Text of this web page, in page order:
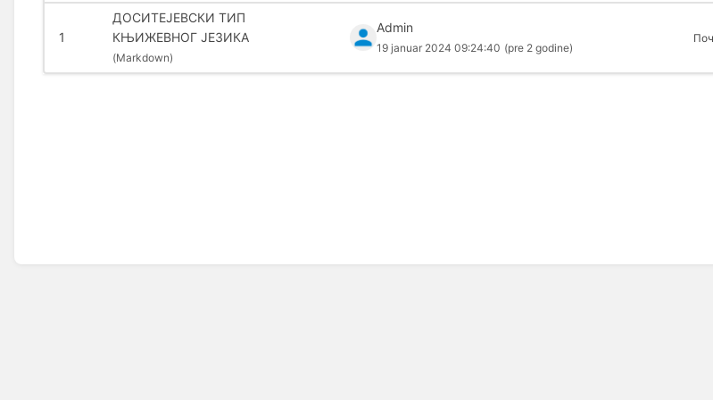
1
ДОСИТЕЈЕВСКИ ТИП
КЊИЖЕВНОГ ЈЕЗИКА
(Markdown)
Admin
19 januar 2024 09:24:40 (pre 2 godine)